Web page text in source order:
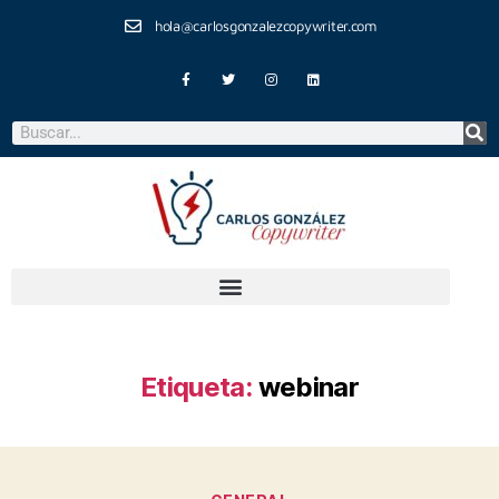
hola@carlosgonzalezcopywriter.com
Etiqueta: webinar